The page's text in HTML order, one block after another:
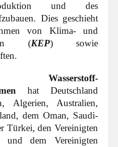
und des
Dies geschieht
von Klima- und
(KEP) sowie
hat Deutschland
Algerien, Australien,
dem Oman, Saudi-
Türkei, den Vereinigten
und dem Vereinigten